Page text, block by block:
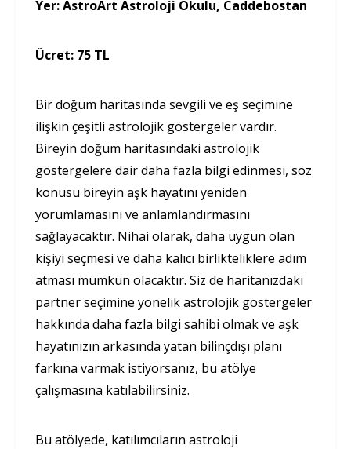
Yer:AstroArt Astroloji Okulu, Caddebostan
Ücret: 75 TL
Bir doğum haritasında sevgili ve eş seçimine
ilişkin çeşitli astrolojik göstergeler vardır.
Bireyin doğum haritasındaki astrolojik
göstergelere dair daha fazla bilgi edinmesi, söz
konusu bireyin aşk hayatını yeniden
yorumlamasını ve anlamlandırmasını
sağlayacaktır. Nihai olarak, daha uygun olan
kişiyi seçmesi ve daha kalıcı birlikteliklere adım
atması mümkün olacaktır. Siz de haritanızdaki
partner seçimine yönelik astrolojik göstergeler
hakkında daha fazla bilgi sahibi olmak ve aşk
hayatınızın arkasında yatan bilinçdışı planı
farkına varmak istiyorsanız, bu atölye
çalışmasına katılabilirsiniz.
Bu atölyede, katılımcıların astroloji